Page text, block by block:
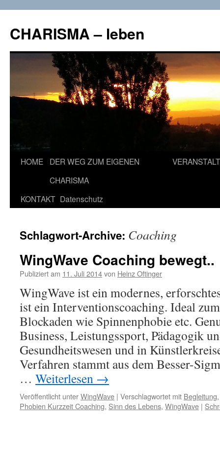
CHARISMA – leben
Zum
springen
HOME
DER WEG ZUM EIGENEN
CHARISMA
KONTAKT Datenschutz
Schlagwort-Archive: Coaching
WingWave Coaching bewegt..
Publiziert am 11. Juli 2014von Heinz Oftinger
WingWave ist ein modernes,
ist ein Interventionscoaching. Ideal
Blockaden wie Spinnenphobie etc.
Business, Leistungssport, Pädagogik
Gesundheitswesen und in
Verfahren stammt aus dem Besser-
… Weiterlesen →
Veröffentlicht unterWingWave | Verschlagwortet mit Begleitung
Phobien Kurzzeit Coaching, Sinn des Lebens, WingWave |